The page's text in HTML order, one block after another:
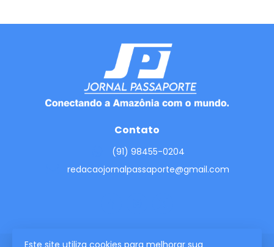
Este site utiliza cookies para melhorar sua
Contato
(91) 98455-0204
redacaojornalpassaporte@gmail.com